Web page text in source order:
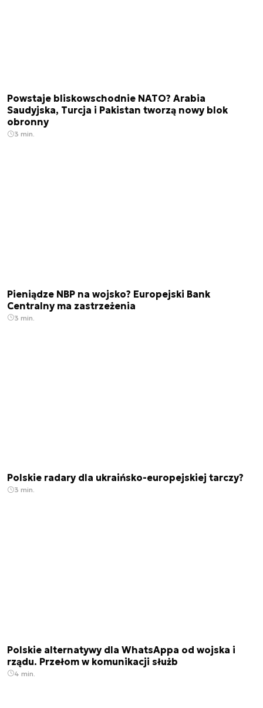
Powstaje bliskowschodnie NATO? Arabia
Saudyjska, Turcja i Pakistan tworzą nowy blok
obronny
3 min.
Pieniądze NBP na wojsko? Europejski Bank
Centralny ma zastrzeżenia
3 min.
Polskie radary dla ukraińsko-europejskiej tarczy?
3 min.
Polskie alternatywy dla WhatsAppa od wojska i
rządu. Przełom w komunikacji służb
4 min.